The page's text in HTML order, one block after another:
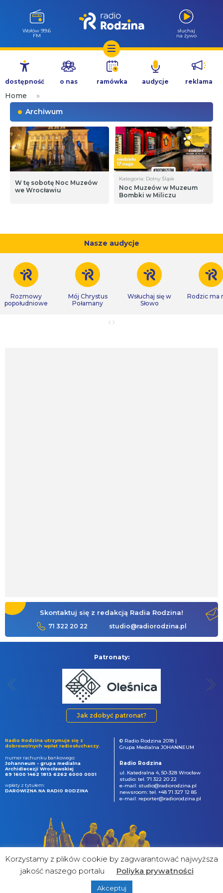
Przejdź
treści
Wołów 99.6
FM
słuchaj
na żywo
dostępność o nas ramówka audycje reklama
Home
»
Archiwum
W tę sobotę Noc Muzeów
we Wrocławiu
Kategoria: Dolny Śląsk
Noc Muzeów w Muzeum
Bombki w Miliczu
Nasze audycje
Rozmowy
popołudniowe
Mój Chrystus
Połamany
Wsłuchaj się w
Słowo
Rodzic ma
Skontaktuj się z redakcją Radia Rodzina!
71 322 20 22 studio@radiorodzina.pl
Patronaty:
Jak zdobyć patronat?
Radio Rodzina utrzymuje się z
dobrowolnych wpłat radiosłuchaczy.
numer rachunku bankowego:
Johanneum - grupa medialna
Archidiecezji Wrocławskiej
69 1600 1462 1813 6262 6000 0001
wpłaty z tytułem:
DAROWIZNA NA RADIO RODZINA
© Radio Rodzina 2018 |
Grupa Medialna JOHANNEUM
Radio Rodzina
ul. Katedralna 4, 50-328 Wrocław
studio: tel. 71 322 20 22
e-mail: studio@radiorodzina.pl
newsroom: tel. +48 71 327 12 85
e-mail: reporter@radiorodzina.pl
&
Korzystamy z plików cookie by zagwarantować najwyższa
jakość naszego portalu
Poliyka prywatności
Akceptuj